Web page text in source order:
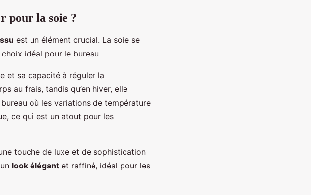
pour la soie ?
est un élément crucial. La soie se
idéal pour le bureau.
et sa capacité à réguler la
au frais, tandis qu’en hiver, elle
où les variations de température
ce qui est un atout pour les
touche de luxe et de sophistication
look élégant et raffiné, idéal pour les